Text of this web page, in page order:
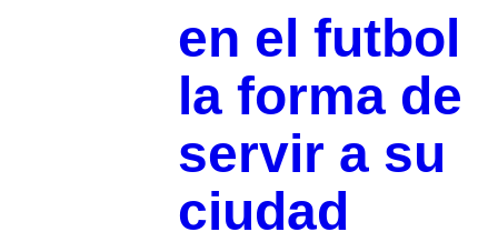
en el futbol
la forma de
servir a su
ciudad